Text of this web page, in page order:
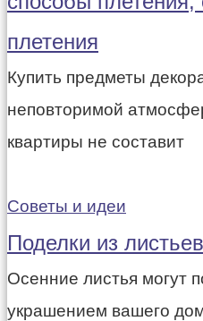
плетения
Купить предметы
неповторимой
квартиры не составит
Советы и идеи
Поделки из
Осенние листья могут
украшением вашего